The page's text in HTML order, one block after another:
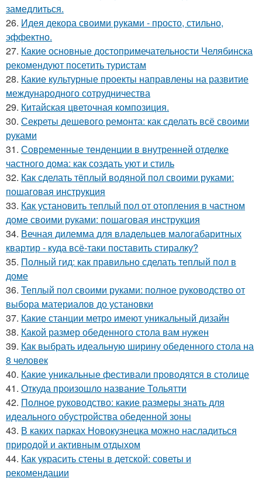
замедлиться.
26. Идея декора своими руками - просто, стильно,
эффектно.
27. Какие основные достопримечательности Челябинска
рекомендуют посетить туристам
28. Какие культурные проекты направлены на развитие
международного сотрудничества
29. Китайская цветочная композиция.
30. Секреты дешевого ремонта: как сделать всё своими
руками
31. Современные тенденции в внутренней отделке
частного дома: как создать уют и стиль
32. Как сделать тёплый водяной пол своими руками:
пошаговая инструкция
33. Как установить теплый пол от отопления в частном
доме своими руками: пошаговая инструкция
34. Вечная дилемма для владельцев малогабаритных
квартир - куда всё-таки поставить стиралку?
35. Полный гид: как правильно сделать теплый пол в
доме
36. Теплый пол своими руками: полное руководство от
выбора материалов до установки
37. Какие станции метро имеют уникальный дизайн
38. Какой размер обеденного стола вам нужен
39. Как выбрать идеальную ширину обеденного стола на
8 человек
40. Какие уникальные фестивали проводятся в столице
41. Откуда произошло название Тольятти
42. Полное руководство: какие размеры знать для
идеального обустройства обеденной зоны
43. В каких парках Новокузнецка можно насладиться
природой и активным отдыхом
44. Как украсить стены в детской: советы и
рекомендации